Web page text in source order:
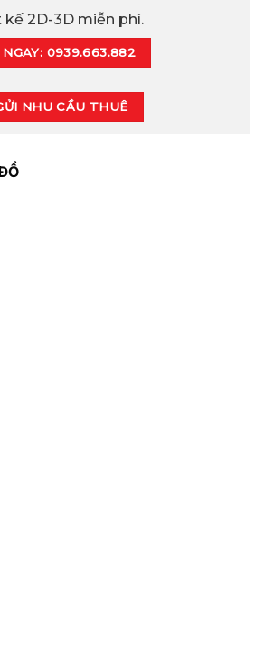
kế 2D-3D miễn phí.
NGAY: 0939.663.882
NHU CẦU THUÊ